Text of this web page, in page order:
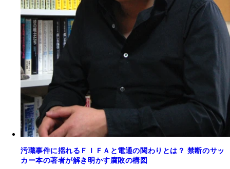
汚職事件に揺れるＦＩＦＡと電通の関わりとは？ 禁断のサッ
カー本の著者が解き明かす腐敗の構図